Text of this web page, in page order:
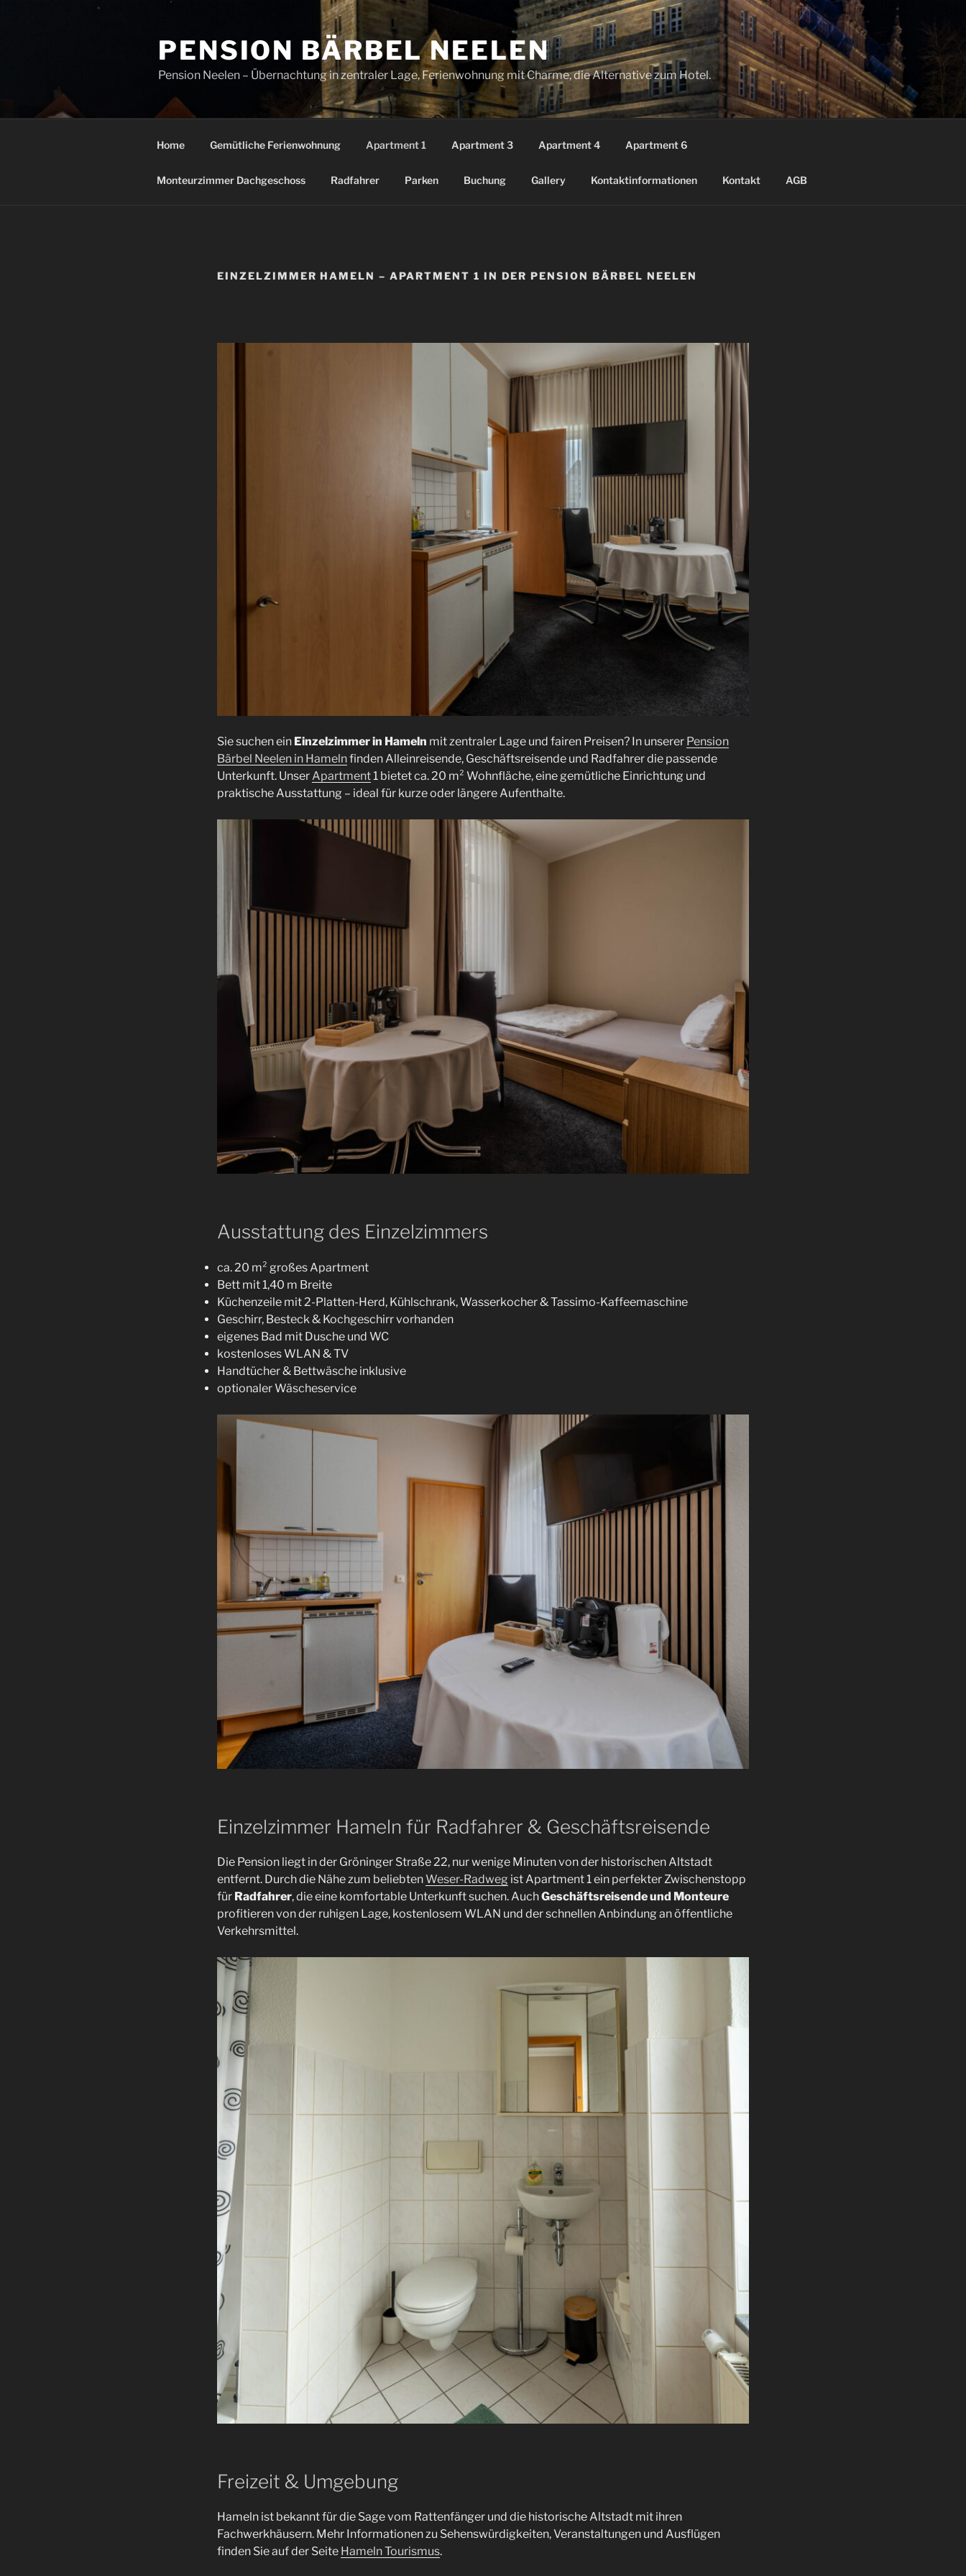
PENSION BÄRBEL NEELEN
Pension Neelen – Übernachtung in zentraler Lage, Ferienwohnung mit Charme, die Alternative zum Hotel.
Home Gemütliche Ferienwohnung Apartment 1 Apartment 3 Apartment 4 Apartment 6
Monteurzimmer Dachgeschoss Radfahrer Parken Buchung Gallery Kontaktinformationen Kontakt AGB
EINZELZIMMER HAMELN – APARTMENT 1 IN DER PENSION BÄRBEL NEELEN
Sie suchen ein Einzelzimmer in Hameln mit zentraler Lage und fairen Preisen? In unserer Pension
Bärbel Neelen in Hamelnfinden Alleinreisende, Geschäftsreisende und Radfahrer die passende
Unterkunft. UnserApartment1 bietet ca. 20 m² Wohnfläche, eine gemütliche Einrichtung und
praktische Ausstattung – ideal für kurze oder längere Aufenthalte.
Ausstattung des Einzelzimmers
ca. 20 m² großes Apartment
Bett mit 1,40 m Breite
Küchenzeile mit 2-Platten-Herd, Kühlschrank, Wasserkocher & Tassimo-Kaffeemaschine
Geschirr, Besteck & Kochgeschirr vorhanden
eigenes Bad mit Dusche und WC
kostenloses WLAN & TV
Handtücher & Bettwäsche inklusive
optionaler Wäscheservice
Einzelzimmer Hameln für Radfahrer & Geschäftsreisende
Die Pension liegt in der Gröninger Straße 22, nur wenige Minuten von der historischen Altstadt
entfernt. Durch die Nähe zum beliebtenWeser-Radweg ist Apartment 1 ein perfekter Zwischenstopp
für Radfahrer, die eine komfortable Unterkunft suchen. AuchGeschäftsreisende und Monteure
profitieren von der ruhigen Lage, kostenlosem WLAN und der schnellen Anbindung an öffentliche
Verkehrsmittel.
Freizeit & Umgebung
Hameln ist bekannt für die Sage vom Rattenfänger und die historische Altstadt mit ihren
Fachwerkhäusern. Mehr Informationen zu Sehenswürdigkeiten, Veranstaltungen und Ausflügen
finden Sie auf der Seite Hameln Tourismus.